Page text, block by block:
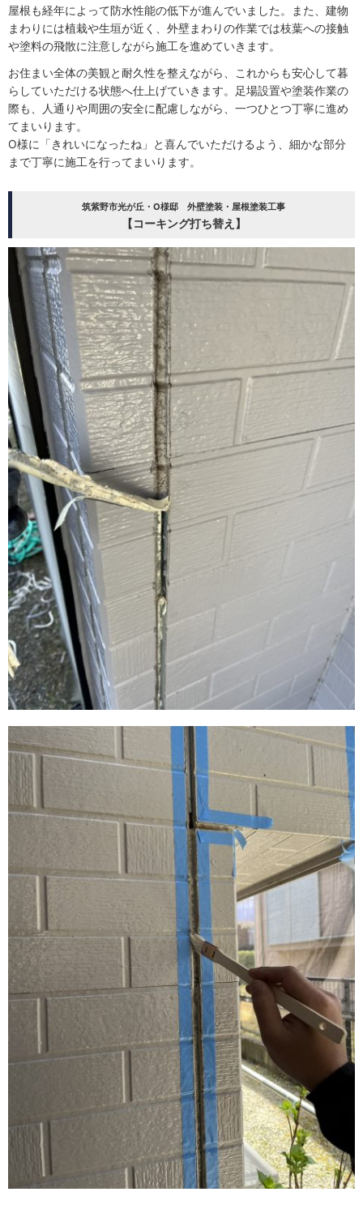
屋根も経年によって防水性能の低下が進んでいました。また、建物
まわりには植栽や生垣が近く、外壁まわりの作業では枝葉への接触
や塗料の飛散に注意しながら施工を進めていきます。
お住まい全体の美観と耐久性を整えながら、これからも安心して暮
らしていただける状態へ仕上げていきます。足場設置や塗装作業の
際も、人通りや周囲の安全に配慮しながら、一つひとつ丁寧に進め
てまいります。
O様に「きれいになったね」と喜んでいただけるよう、細かな部分
まで丁寧に施工を行ってまいります。
筑紫野市光が丘・O様邸 外壁塗装・屋根塗装工事
【コーキング打ち替え】